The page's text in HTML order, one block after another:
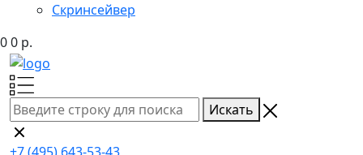
Скринсейвер
00 р.
Искать